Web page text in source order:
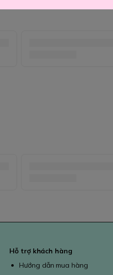
Hỗ trợ khách hàng
Hướng dẫn mua hàng